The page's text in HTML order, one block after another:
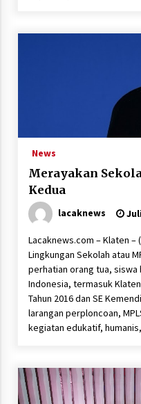
News
Merayakan
Kedua
lacaknews Juli
Lacaknews.com – Klaten –
Lingkungan Sekolah atau
perhatian orang tua, siswa
Indonesia, termasuk
Tahun 2016 dan SE
larangan perploncoan,
kegiatan edukatif,